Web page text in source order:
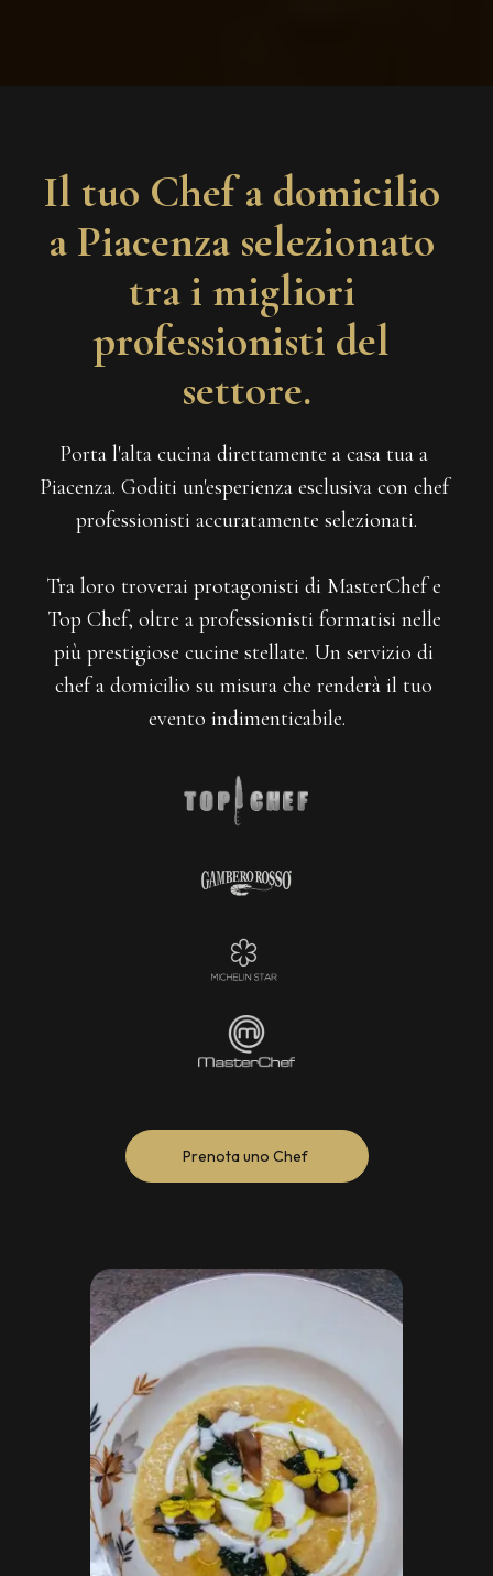
Il tuo Chef a domicilio
a Piacenza selezionato
tra i migliori
professionisti del
settore.
Porta l'alta cucina direttamente a casa tua a
Piacenza. Goditi un'esperienza esclusiva con chef
professionisti accuratamente selezionati.
Tra loro troverai protagonisti di MasterChef e
Top Chef, oltre a professionisti formatisi nelle
più prestigiose cucine stellate. Un servizio di
chef a domicilio su misura che renderà il tuo
evento indimenticabile.
Prenota uno Chef